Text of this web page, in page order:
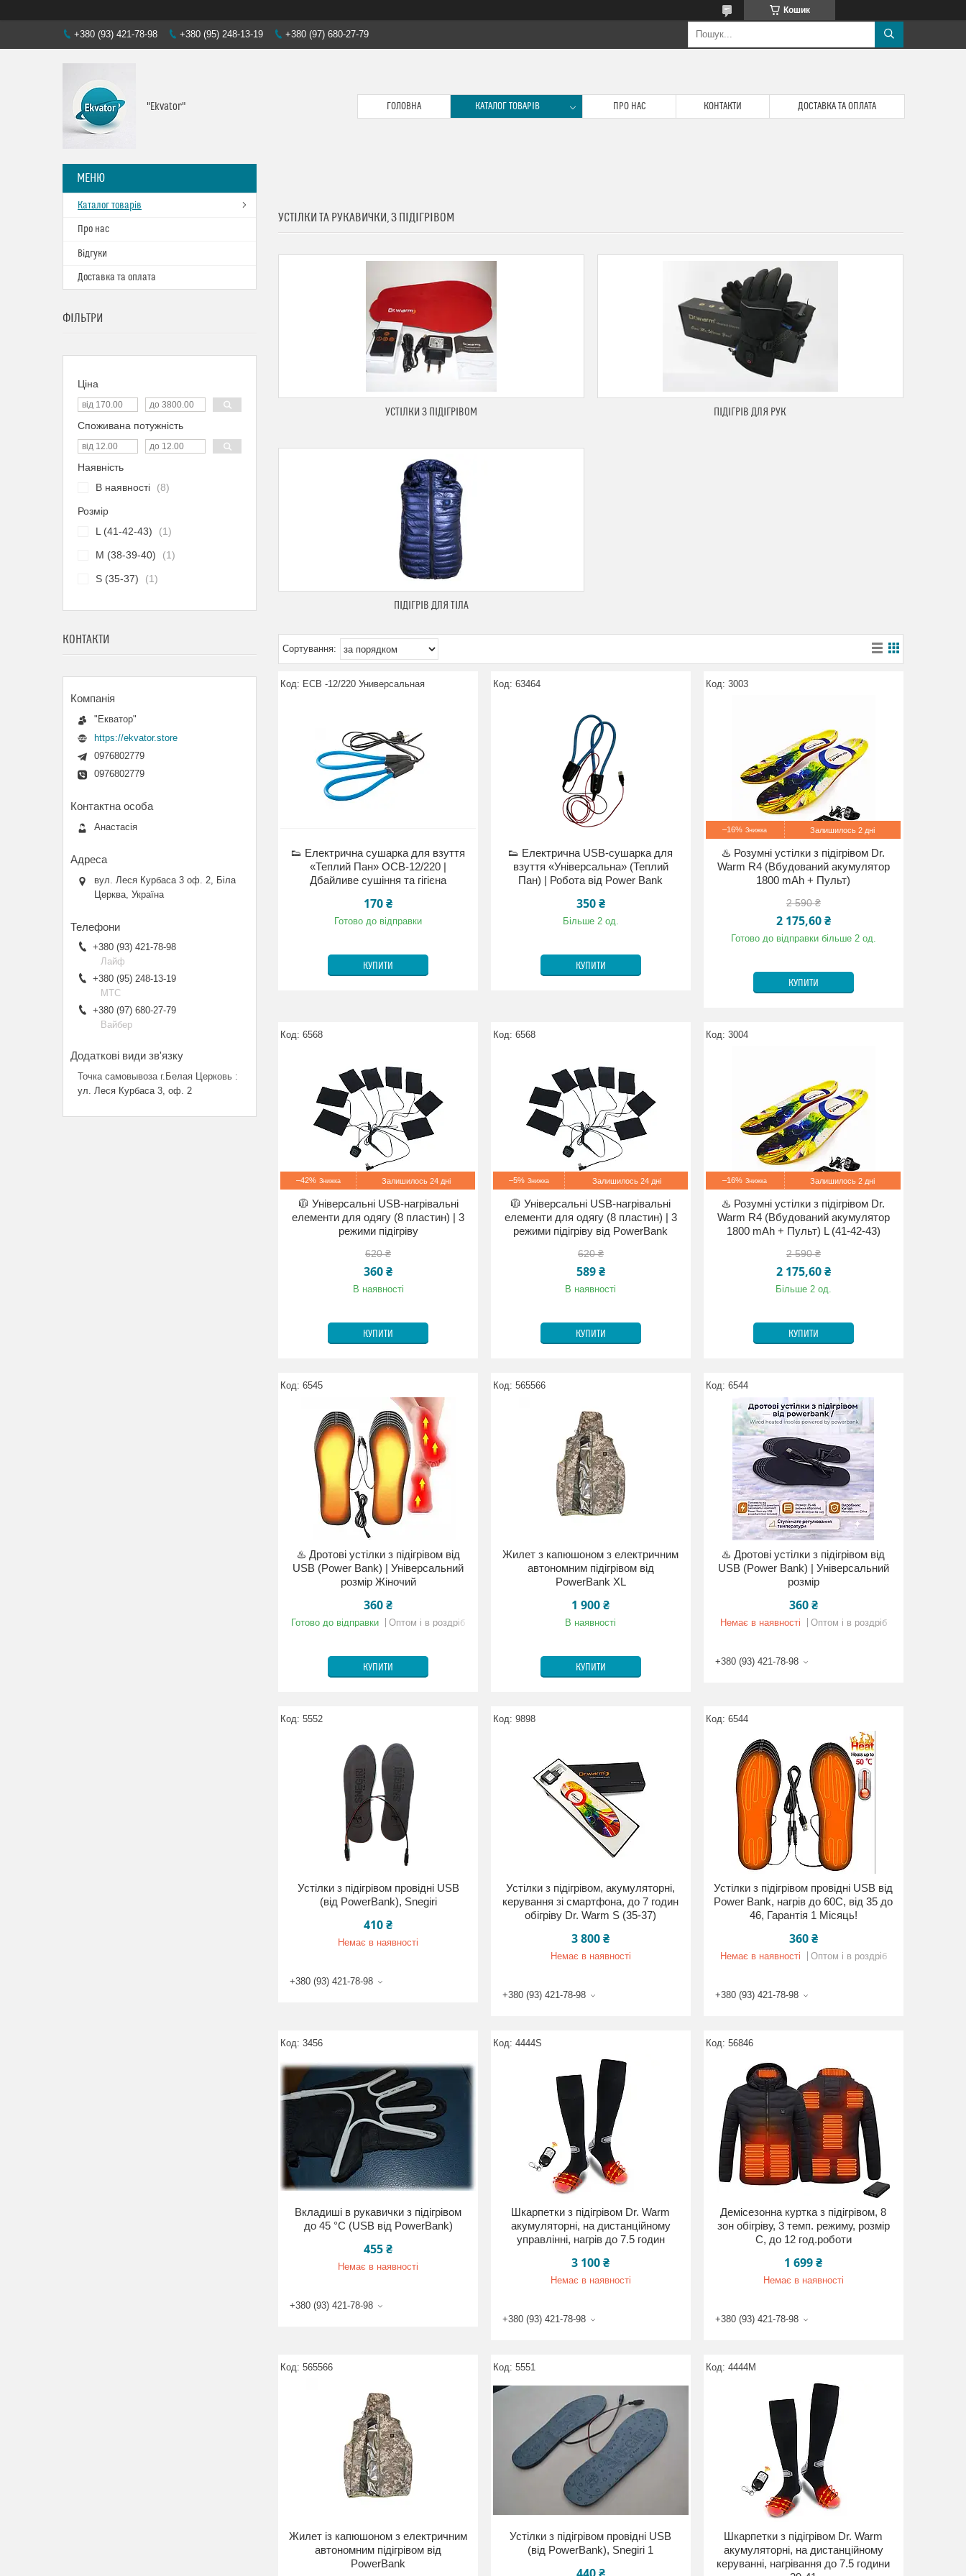
Кошик
+380 (93) 421-78-98 +380 (95) 248-13-19 +380 (97) 680-27-79
"Ekvator" ГОЛОВНА КАТАЛОГ ТОВАРІВ ПРО НАС КОНТАКТИ ДОСТАВКА ТА ОПЛАТА
УСТІЛКИ ТА РУКАВИЧКИ, З ПІДІГРІВОМ
УСТІЛКИ З ПІДІГРІВОМ ПІДІГРІВ ДЛЯ РУК
ПІДІГРІВ ДЛЯ ТІЛА
ЕСВ -12/220 Универсальная
👟 Електрична сушарка для взуття
«Теплий Пан» ОСВ-12/220 |
Дбайливе сушіння та гігієна
170 ₴
Готово до відправки
КУПИТИ
63464
👟 Електрична USB-сушарка для
взуття «Універсальна» (Теплий
Пан) | Робота від Power Bank
350 ₴
Більше 2 од.
КУПИТИ
3003
–16% Залишилось 2 дні
♨️ Розумні устілки з підігрівом Dr.
Warm R4 (Вбудований акумулятор
1800 mAh + Пульт)
2 590 ₴
2 175,60 ₴
Готово до відправки більше 2 од.
КУПИТИ
6568
–42% Залишилось 24 дні
🧥 Універсальні USB-нагрівальні
елементи для одягу (8 пластин) | 3
режими підігріву
620 ₴
360 ₴
В наявності
КУПИТИ
6568
–5% Залишилось 24 дні
🧥 Універсальні USB-нагрівальні
елементи для одягу (8 пластин) | 3
режими підігріву від PowerBank
620 ₴
589 ₴
В наявності
КУПИТИ
3004
–16% Залишилось 2 дні
♨️ Розумні устілки з підігрівом Dr.
Warm R4 (Вбудований акумулятор
1800 mAh + Пульт) L (41-42-43)
2 590 ₴
2 175,60 ₴
Більше 2 од.
КУПИТИ
6545
♨️ Дротові устілки з підігрівом від
USB (Power Bank) | Універсальний
розмір Жіночий
360 ₴
Готово до відправки Оптом і в роздріб
КУПИТИ
565566
Жилет з капюшоном з електричним
автономним підігрівом від
PowerBank XL
1 900 ₴
В наявності
КУПИТИ
6544
♨️ Дротові устілки з підігрівом від
USB (Power Bank) | Універсальний
розмір
360 ₴
Немає в наявності Оптом і в роздріб
+380 (93) 421-78-98
5552
Устілки з підігрівом провідні USB
(від PowerBank), Snegiri
410 ₴
Немає в наявності
+380 (93) 421-78-98
9898
Устілки з підігрівом, акумуляторні,
керування зі смартфона, до 7 годин
обігріву Dr. Warm S (35-37)
3 800 ₴
Немає в наявності
+380 (93) 421-78-98
6544
Устілки з підігрівом провідні USB від
Power Bank, нагрів до 60С, від 35 до
46, Гарантія 1 Місяць!
360 ₴
Немає в наявності Оптом і в роздріб
+380 (93) 421-78-98
3456
Вкладиші в рукавички з підігрівом
до 45 °С (USB від PowerBank)
455 ₴
Немає в наявності
+380 (93) 421-78-98
4444S
Шкарпетки з підігрівом Dr. Warm
акумуляторні, на дистанційному
управлінні, нагрів до 7.5 годин
3 100 ₴
Немає в наявності
+380 (93) 421-78-98
56846
Демісезонна куртка з підігрівом, 8
зон обігріву, 3 темп. режиму, розмір
С, до 12 год.роботи
1 699 ₴
Немає в наявності
+380 (93) 421-78-98
565566
Жилет із капюшоном з електричним
автономним підігрівом від
PowerBank
5551
Устілки з підігрівом провідні USB
(від PowerBank), Snegiri 1
4444M
Шкарпетки з підігрівом Dr. Warm
акумуляторні, на дистанційному
керуванні, нагрівання до 7.5 години
Каталог товарів
Про нас
Відгуки
Доставка та оплата
ФІЛЬТРИ
Ціна
Споживана потужність
Наявність
В наявності
8
Розмір
L (41-42-43)
1
M (38-39-40) 1
S (35-37) 1
КОНТАКТИ
"Екватор"
https://ekvator.store
0976802779
0976802779
Анастасія
вул. Леся Курбаса 3 оф. 2, Біла
Церква, Україна
+380 (93) 421-78-98
Лайф
+380 (95) 248-13-19
МТС
+380 (97) 680-27-79
Вайбер
Точка самовывоза г.Белая Церковь
ул. Леся Курбаса 3, оф. 2